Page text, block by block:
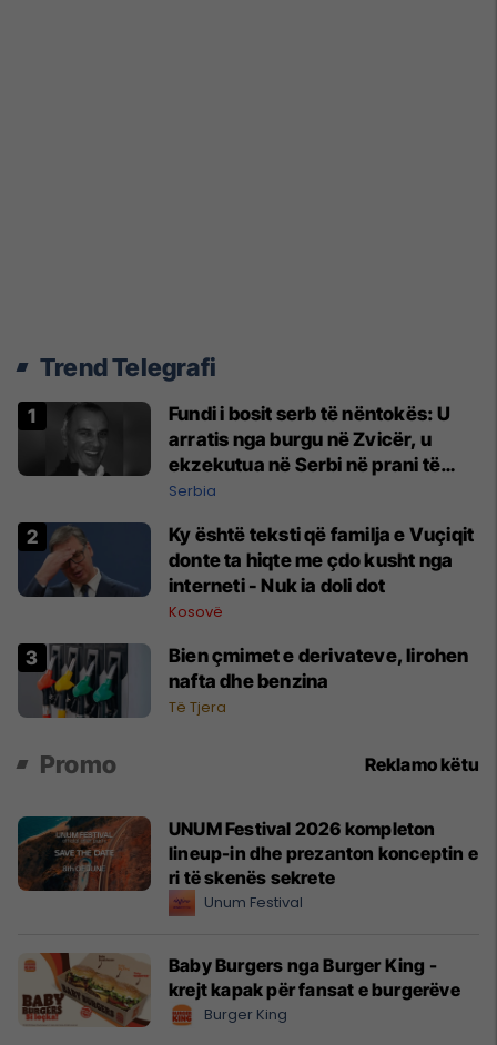
Trend Telegrafi
Fundi i bosit serb të nëntokës: U
arratis nga burgu në Zvicër, u
ekzekutua në Serbi në prani të
shefit të policisë
Serbia
Ky është teksti që familja e Vuçiqit
donte ta hiqte me çdo kusht nga
interneti - Nuk ia doli dot
Kosovë
Bien çmimet e derivateve, lirohen
nafta dhe benzina
Të Tjera
Promo Reklamo këtu
UNUM Festival 2026 kompleton
lineup-in dhe prezanton konceptin e
ri të skenës sekrete
Unum Festival
Baby Burgers nga Burger King -
krejt kapak për fansat e burgerëve
Burger King